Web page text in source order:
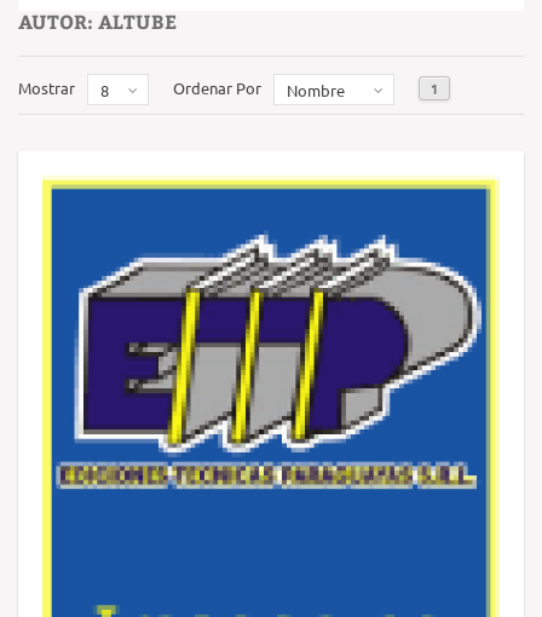
AUTOR: ALTUBE
Mostrar 8 Ordenar Por Nombre 1